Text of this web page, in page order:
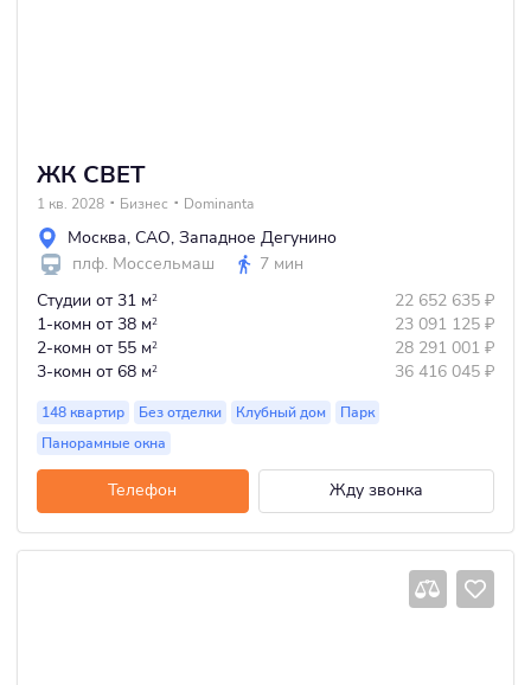
ЖК СВЕТ
1 кв. 2028 Бизнес Dominanta
Москва, САО, Западное Дегунино
плф. Моссельмаш
7 мин
Студии от 31 м2 22 652 635 ₽
1-комн от 38 м2 23 091 125 ₽
2-комн от 55 м2 28 291 001 ₽
3-комн от 68 м2 36 416 045 ₽
148 квартир Без отделки Клубный дом
Парк
Панорамные окна
Телефон Жду звонка